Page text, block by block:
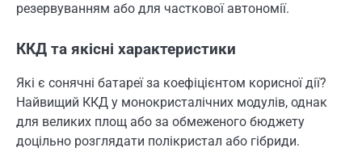
резервуванням або для часткової автономії.
ККД та якісні характеристики
Які є сонячні батареї за коефіцієнтом корисної дії?
Найвищий ККД у монокристалічних модулів, однак
для великих площ або за обмеженого бюджету
доцільно розглядати полікристал або гібриди.